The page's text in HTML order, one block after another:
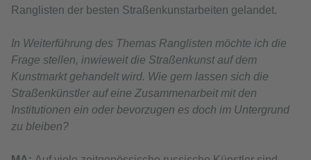
Ranglisten der besten Straßenkunstarbeiten gelandet.
In Weiterführung des Themas Ranglisten möchte ich die
Frage stellen, inwieweit die Straßenkunst auf dem
Kunstmarkt gehandelt wird. Wie gern lassen sich die
Straßenkünstler auf eine Zusammenarbeit mit den
Institutionen ein oder bevorzugen es doch im Untergrund
zu bleiben?